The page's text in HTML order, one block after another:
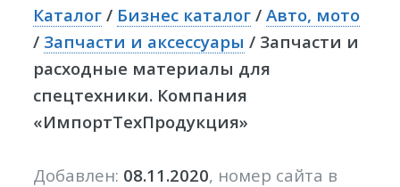
Каталог / Бизнес каталог /Авто, мото
/ Запчасти и аксессуары / Запчасти и
расходные материалы для
спецтехники. Компания
«ИмпортТехПродукция»
Добавлен: 08.11.2020, номер сайта в